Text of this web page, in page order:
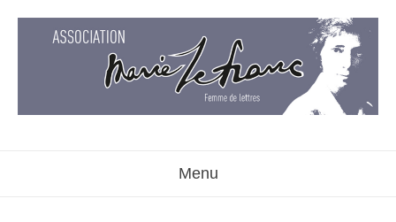
Menu